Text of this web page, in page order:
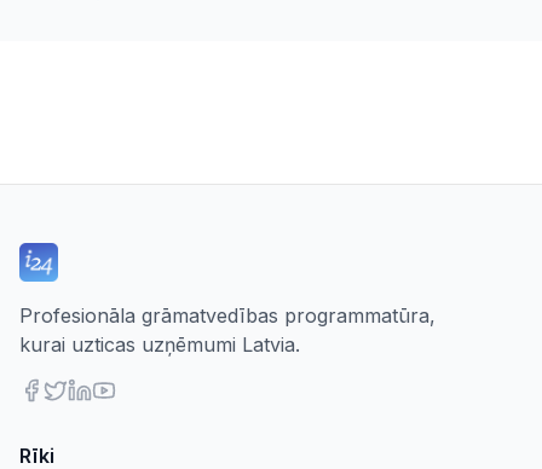
Profesionāla grāmatvedības programmatūra,
kurai uzticas uzņēmumi Latvia.
Rīki